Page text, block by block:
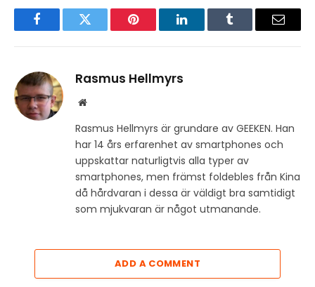
FacebookTwitter Pinterest LinkedInTumblr Email
Rasmus Hellmyrs
Website
Rasmus Hellmyrs är grundare av GEEKEN. Han
har 14 års erfarenhet av smartphones och
uppskattar naturligtvis alla typer av
smartphones, men främst foldebles från Kina
då hårdvaran i dessa är väldigt bra samtidigt
som mjukvaran är något utmanande.
ADD A COMMENT